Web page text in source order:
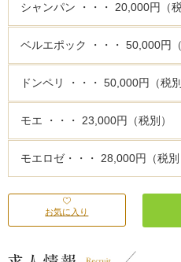
シャンパン ・・・ 20,000円（
ベルエポック ・・・ 50,000円（
ドンペリ ・・・ 50,000円（税別
モエ ・・・ 23,000円（税別）
モエロゼ・・・ 28,000円（税別
お気に入り